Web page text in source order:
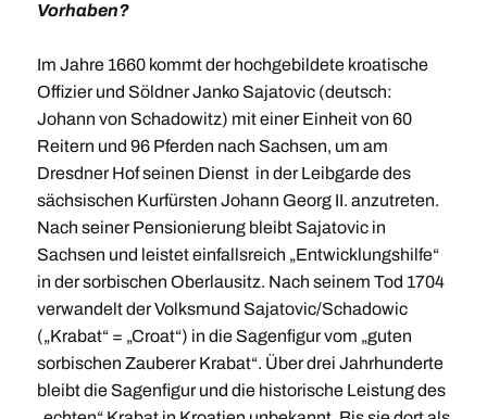
Vorhaben?
Im Jahre 1660 kommt der hochgebildete kroatische
Offizier und Söldner Janko Sajatovic (deutsch:
Johann von Schadowitz) mit einer Einheit von 60
Reitern und 96 Pferden nach Sachsen, um am
Dresdner Hof seinen Dienst in der Leibgarde des
sächsischen Kurfürsten Johann Georg II. anzutreten.
Nach seiner Pensionierung bleibt Sajatovic in
Sachsen und leistet einfallsreich „Entwicklungshilfe“
in der sorbischen Oberlausitz. Nach seinem Tod 1704
verwandelt der Volksmund Sajatovic/Schadowic
(„Krabat“ = „Croat“) in die Sagenfigur vom „guten
sorbischen Zauberer Krabat“. Über drei Jahrhunderte
bleibt die Sagenfigur und die historische Leistung des